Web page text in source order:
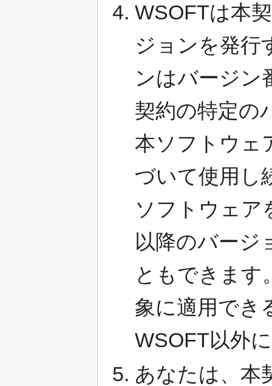
WSOFTは本
ジョンを発行
ンはバージン
契約の特定の
本ソフトウェ
づいて使用し
ソフトウェア
以降のバージ
ともできます
象に適用でき
WSOFT以外
あなたは、本